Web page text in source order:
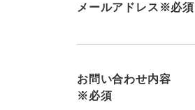
メールアドレス※必須
お問い合わせ内容
※必須